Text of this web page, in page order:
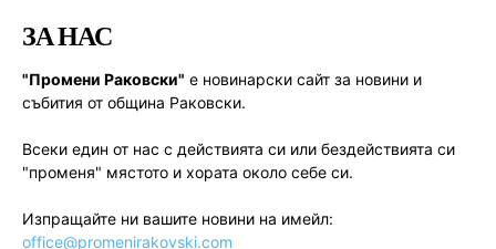
ЗА НАС
"Промени Раковски" е новинарски сайт за новини и
събития от община Раковски.
Всеки един от нас с действията си или бездействията си
"променя" мястото и хората около себе си.
Изпращайте ни вашите новини на имейл:
office@promenirakovski.com